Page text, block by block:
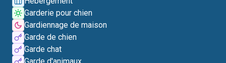
Garderie pour chien
Gardiennage de maison
Garde de chien
Garde chat